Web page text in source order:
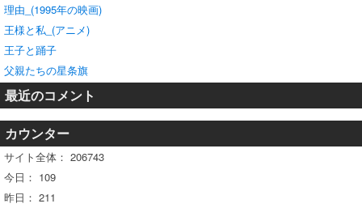
理由_(1995年の映画)
王様と私_(アニメ)
王子と踊子
父親たちの星条旗
最近のコメント
カウンター
サイト全体： 206743
今日： 109
昨日： 211